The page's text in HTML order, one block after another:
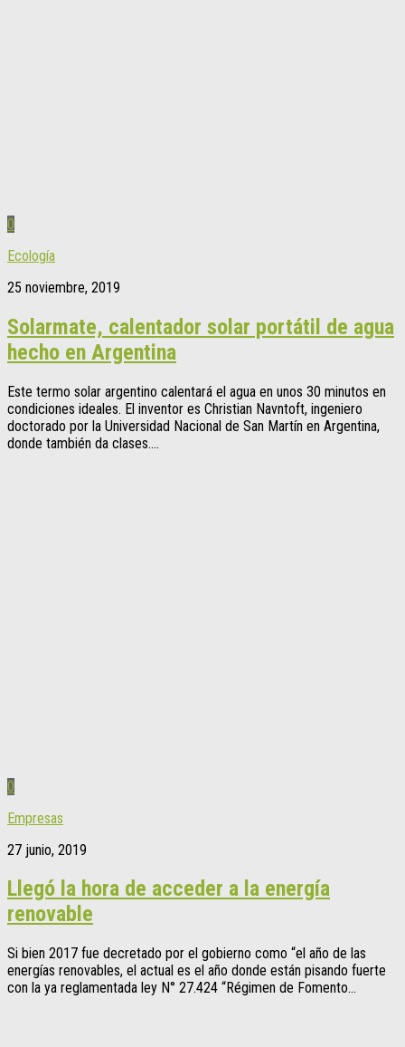
0
Ecología
25 noviembre, 2019
Solarmate, calentador solar portátil de agua
hecho en Argentina
Este termo solar argentino calentará el agua en unos 30 minutos en
condiciones ideales. El inventor es Christian Navntoft, ingeniero
doctorado por la Universidad Nacional de San Martín en Argentina,
donde también da clases....
0
Empresas
27 junio, 2019
Llegó la hora de acceder a la energía
renovable
Si bien 2017 fue decretado por el gobierno como “el año de las
energías renovables, el actual es el año donde están pisando fuerte
con la ya reglamentada ley N° 27.424 “Régimen de Fomento...